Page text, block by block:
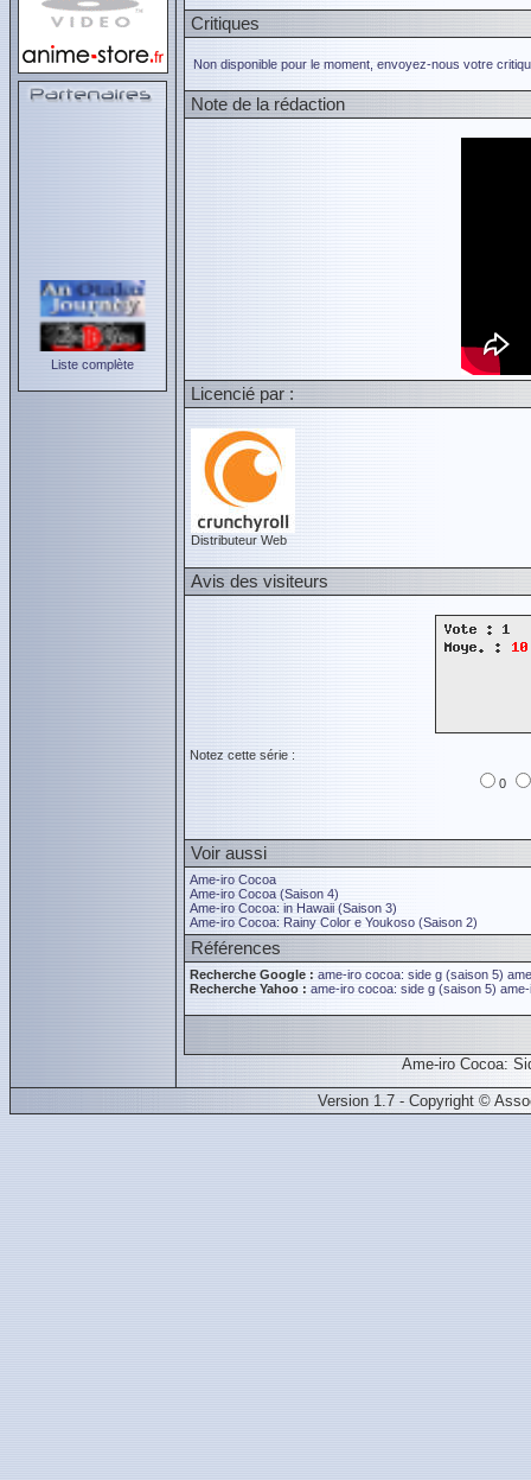
Liste complète
Critiques
Non disponible pour le moment, envoyez-nous votre
Note de la rédaction
Licencié par :
Distributeur Web
Avis des visiteurs
Notez cette série :
0
Voir aussi
Ame-iro Cocoa
Ame-iro Cocoa (Saison 4)
Ame-iro Cocoa: in Hawaii (Saison 3)
Ame-iro Cocoa: Rainy Color e Youkoso (Saison 2)
Références
Recherche Google : ame-iro cocoa: side g (saison 5)
Recherche Yahoo : ame-iro cocoa: side g (saison 5)
Ame-iro Cocoa:
Version 1.7 - Copyright ©